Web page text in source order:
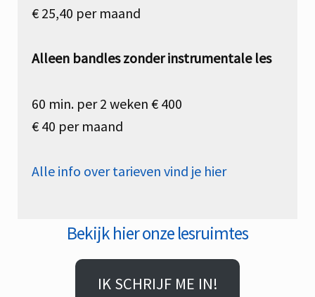
€ 25,40 per maand
Alleen bandles zonder instrumentale les
60 min. per 2 weken € 400
€ 40 per maand
Alle info over tarieven vind je hier
Bekijk hier onze lesruimtes
IK SCHRIJF ME IN!